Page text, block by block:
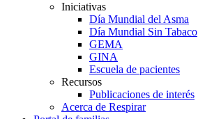
Iniciativas
Día Mundial del Asma
Día Mundial Sin Tabaco
GEMA
GINA
Escuela de pacientes
Recursos
Publicaciones de interés
Acerca de Respirar